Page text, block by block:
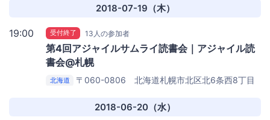
2018-07-19（木）
19:00 受付終了 13人の参加者
第4回アジャイルサムライ読書会｜アジャイル読
書会@札幌
北海道
〒060-0806 北海道札幌市北区北6条西8丁目
2018-06-20（水）